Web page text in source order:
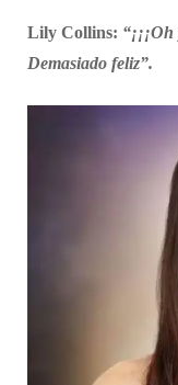
Lily Collins:
Demasiado feliz”.